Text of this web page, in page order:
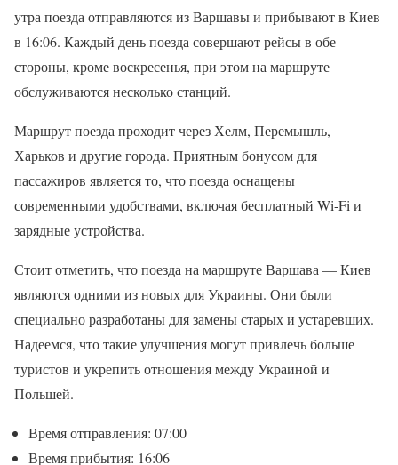
утра поезда отправляются из Варшавы и прибывают в Киев
в 16:06. Каждый день поезда совершают рейсы в обе
стороны, кроме воскресенья, при этом на маршруте
обслуживаются несколько станций.
Маршрут поезда проходит через Хелм, Перемышль,
Харьков и другие города. Приятным бонусом для
пассажиров является то, что поезда оснащены
современными удобствами, включая бесплатный Wi-Fi и
зарядные устройства.
Стоит отметить, что поезда на маршруте Варшава — Киев
являются одними из новых для Украины. Они были
специально разработаны для замены старых и устаревших.
Надеемся, что такие улучшения могут привлечь больше
туристов и укрепить отношения между Украиной и
Польшей.
Время отправления: 07:00
Время прибытия: 16:06